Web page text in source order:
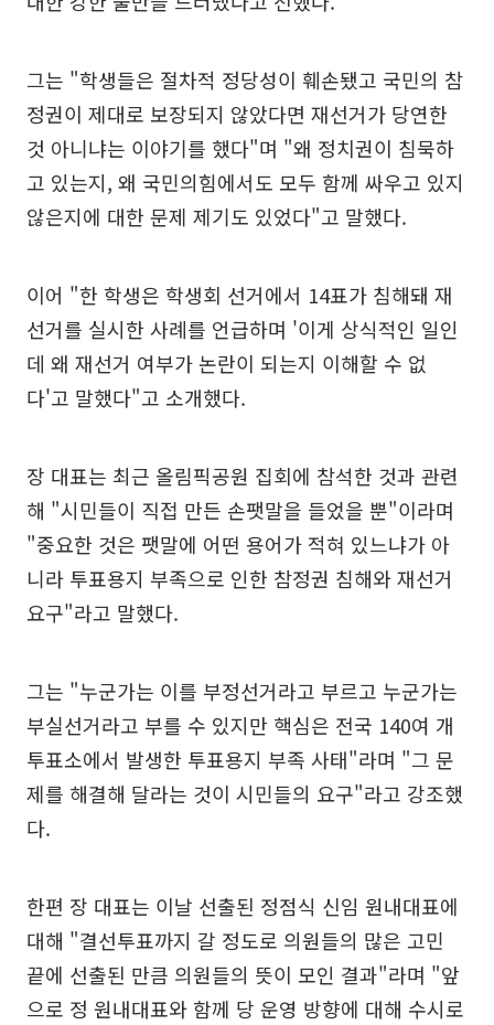
그는 "학생들은 절차적 정당성이 훼손됐고 국민의 참
정권이 제대로 보장되지 않았다면 재선거가 당연한
것 아니냐는 이야기를 했다"며 "왜 정치권이 침묵하
고 있는지, 왜 국민의힘에서도 모두 함께 싸우고 있지
않은지에 대한 문제 제기도 있었다"고 말했다.
이어 "한 학생은 학생회 선거에서 14표가 침해돼 재
선거를 실시한 사례를 언급하며 '이게 상식적인 일인
데 왜 재선거 여부가 논란이 되는지 이해할 수 없
다'고 말했다"고 소개했다.
장 대표는 최근 올림픽공원 집회에 참석한 것과 관련
해 "시민들이 직접 만든 손팻말을 들었을 뿐"이라며
"중요한 것은 팻말에 어떤 용어가 적혀 있느냐가 아
니라 투표용지 부족으로 인한 참정권 침해와 재선거
요구"라고 말했다.
그는 "누군가는 이를 부정선거라고 부르고 누군가는
부실선거라고 부를 수 있지만 핵심은 전국 140여 개
투표소에서 발생한 투표용지 부족 사태"라며 "그 문
제를 해결해 달라는 것이 시민들의 요구"라고 강조했
다.
한편 장 대표는 이날 선출된 정점식 신임 원내대표에
대해 "결선투표까지 갈 정도로 의원들의 많은 고민
끝에 선출된 만큼 의원들의 뜻이 모인 결과"라며 "앞
으로 정 원내대표와 함께 당 운영 방향에 대해 수시로